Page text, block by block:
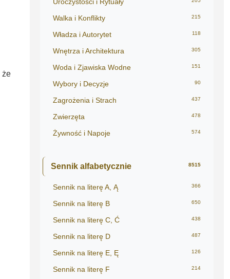
że
Walka i Konflikty 215
Władza i Autorytet 118
Wnętrza i Architektura 305
Woda i Zjawiska Wodne 151
Wybory i Decyzje 90
Zagrożenia i Strach 437
Zwierzęta 478
Żywność i Napoje 574
Sennik alfabetycznie 8515
Sennik na literę A, Ą 366
Sennik na literę B 650
Sennik na literę C, Ć 438
Sennik na literę D 487
Sennik na literę E, Ę 126
Sennik na literę F 214